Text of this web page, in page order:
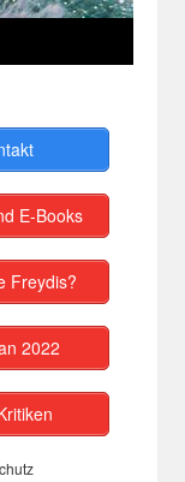
E-Books
Freydis?
2022